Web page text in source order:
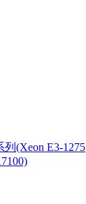
列(Xeon E3-1275